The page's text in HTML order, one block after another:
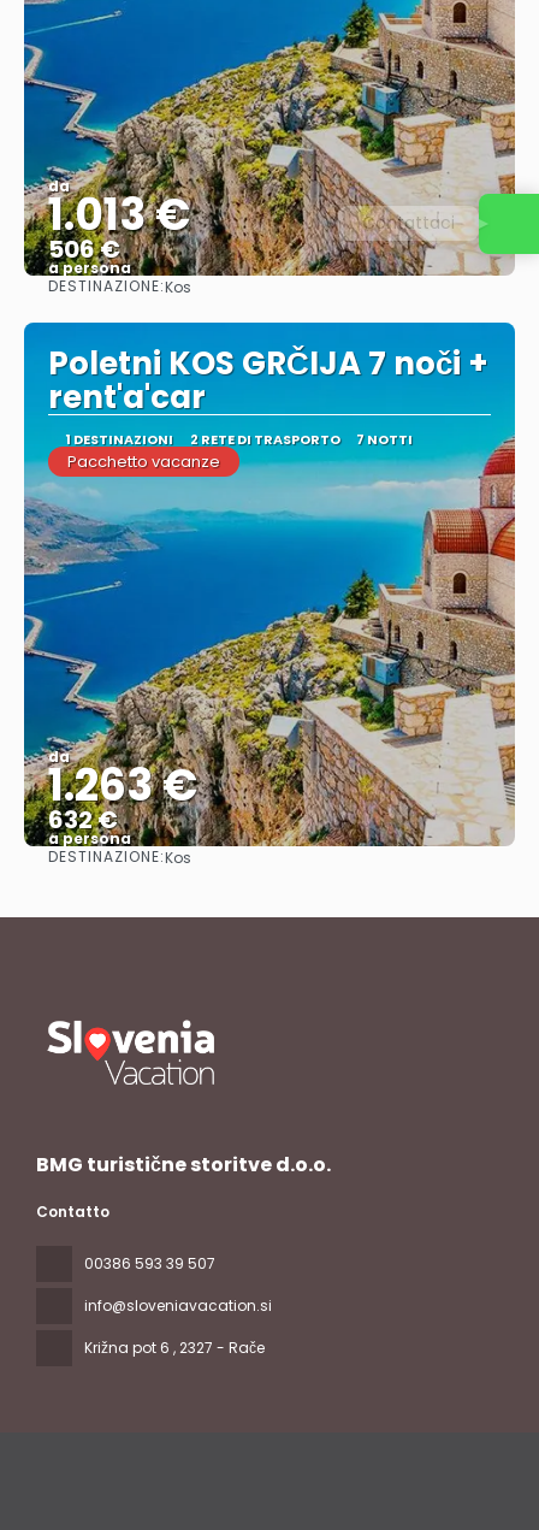
da
1.013 €
506 €
a persona
DESTINAZIONE:Kos
Poletni KOS GRČIJA 7 noči +
rent'a'car
1 DESTINAZIONI 2 RETE DI TRASPORTO 7 NOTTI
Pacchetto vacanze
da
1.263 €
632 €
a persona
DESTINAZIONE:Kos
BMG turistične storitve d.o.o.
Contatto
00386 593 39 507
info@sloveniavacation.si
Križna pot 6 , 2327 - Rače
Contattaci